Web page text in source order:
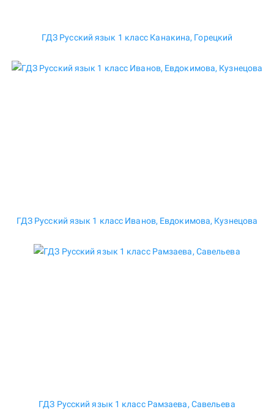
ГДЗ Русский язык 1 класс Канакина, Горецкий
ГДЗ Русский язык 1 класс Иванов, Евдокимова, Кузнецова
ГДЗ Русский язык 1 класс Рамзаева, Савельева